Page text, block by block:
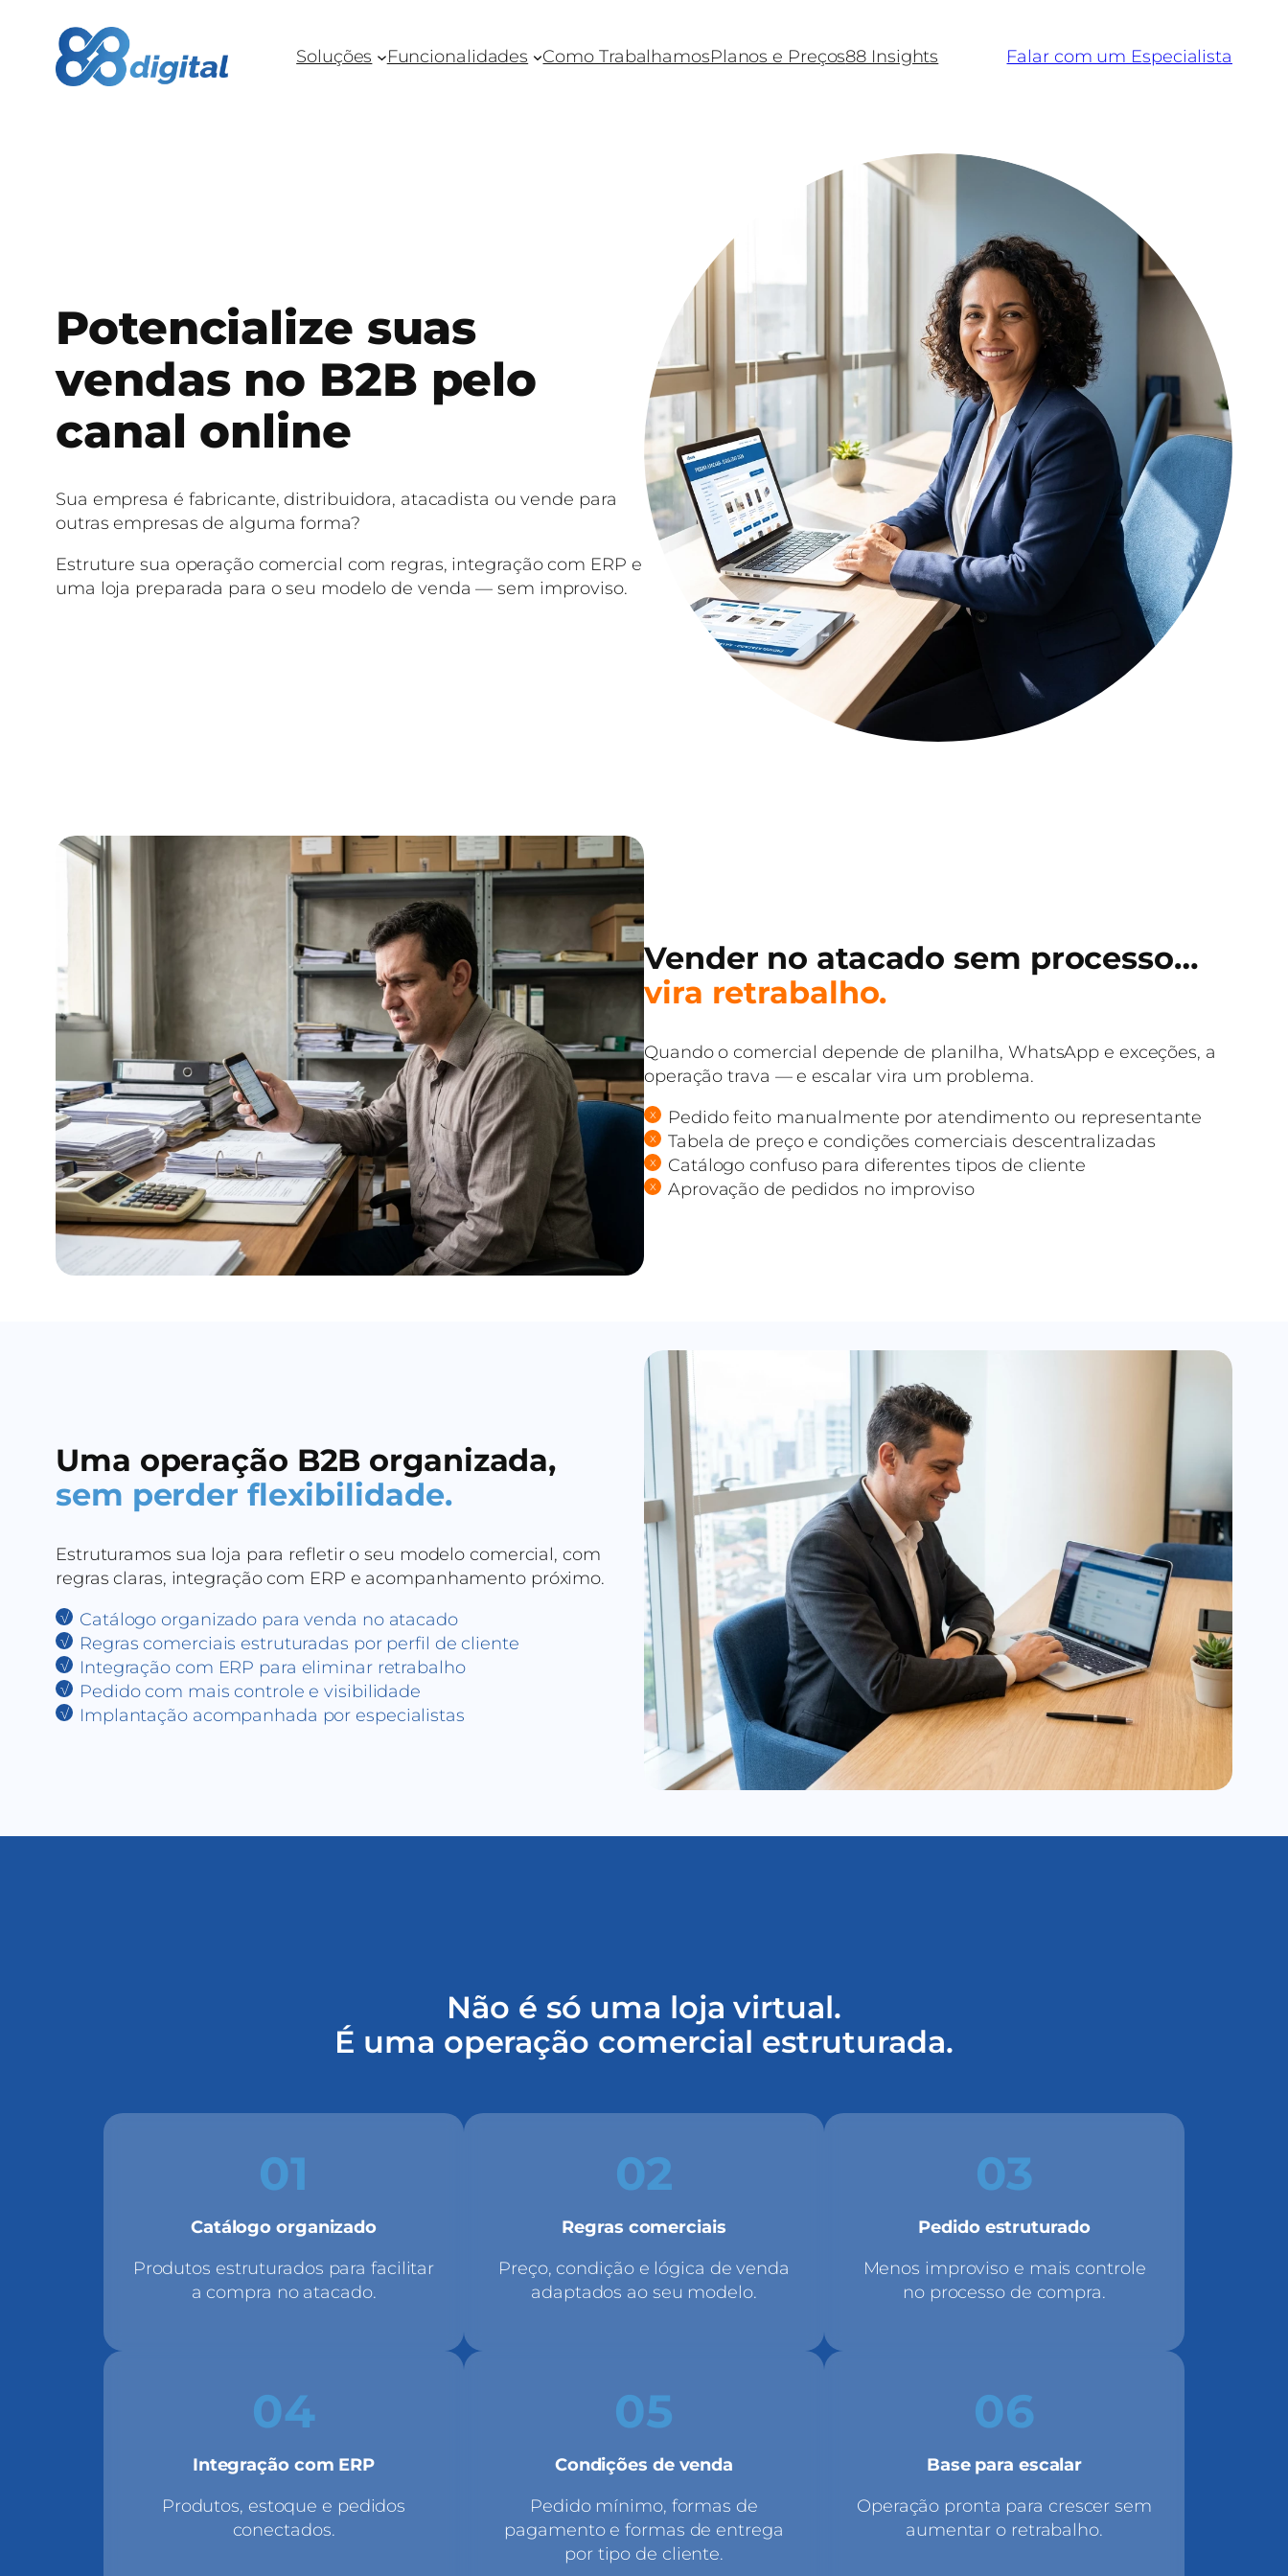
conteúdo
Soluções Funcionalidades Como TrabalhamosPlanos e Preços88 Insights Falar com um Especialista
Potencialize suas
vendas no B2B pelo
canal online
Sua empresa é fabricante, distribuidora, atacadista ou vende para
outras empresas de alguma forma?
Estruture sua operação comercial com regras, integração com ERP e
uma loja preparada para o seu modelo de venda — sem improviso.
Vender no atacado sem processo…
vira retrabalho.
Quando o comercial depende de planilha, WhatsApp e exceções, a
operação trava — e escalar vira um problema.
Pedido feito manualmente por atendimento ou representante
Tabela de preço e condições comerciais descentralizadas
Catálogo confuso para diferentes tipos de cliente
Aprovação de pedidos no improviso
Uma operação B2B organizada,
sem perder flexibilidade.
Estruturamos sua loja para refletir o seu modelo comercial, com
regras claras, integração com ERP e acompanhamento próximo.
Catálogo organizado para venda no atacado
Regras comerciais estruturadas por perfil de cliente
Integração com ERP para eliminar retrabalho
Pedido com mais controle e visibilidade
Implantação acompanhada por especialistas
Não é só uma loja virtual.
É uma operação comercial estruturada.
01
Catálogo organizado
Produtos estruturados para facilitar
a compra no atacado.
02
Regras comerciais
Preço, condição e lógica de venda
adaptados ao seu modelo.
03
Pedido estruturado
Menos improviso e mais controle
no processo de compra.
04
Integração com ERP
Produtos, estoque e pedidos
conectados.
05
Condições de venda
Pedido mínimo, formas de
pagamento e formas de entrega
por tipo de cliente.
06
Base para escalar
Operação pronta para crescer sem
aumentar o retrabalho.